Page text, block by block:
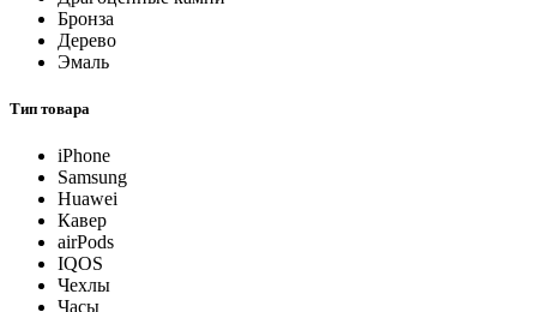
Бронза
Дерево
Эмаль
Тип товара
iPhone
Samsung
Huawei
Кавер
airPods
IQOS
Чехлы
Часы